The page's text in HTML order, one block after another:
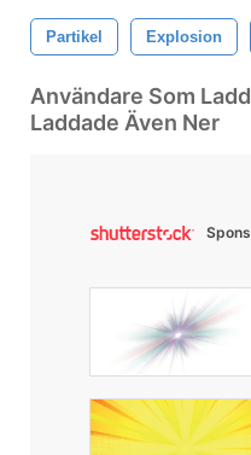
Partikel Explosion
Användare Som
Laddade Även Ner